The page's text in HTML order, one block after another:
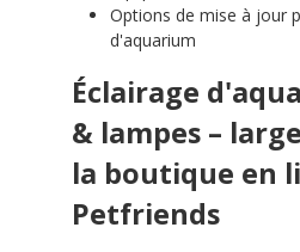
Options de mise à jour
d'aquarium
Éclairage
& lampes –
la boutique en
Petfriends